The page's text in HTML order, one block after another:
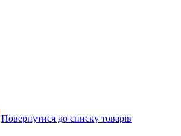
Повернутися до списку товарів